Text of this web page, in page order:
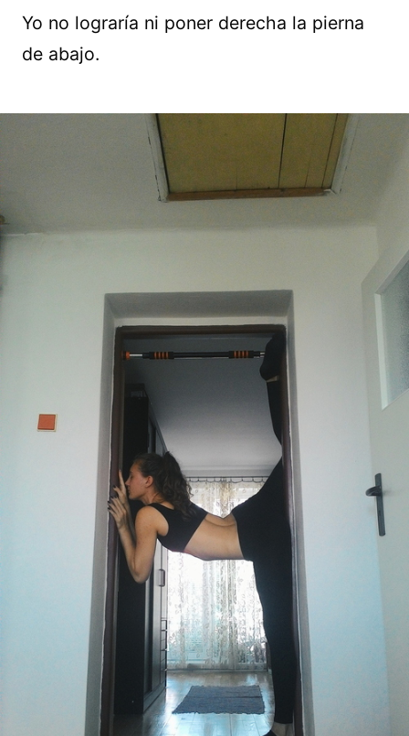
Yo no lograría ni poner derecha la pierna
de abajo.